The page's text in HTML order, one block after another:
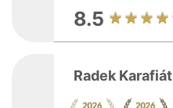
8.5
Radek Karafiát